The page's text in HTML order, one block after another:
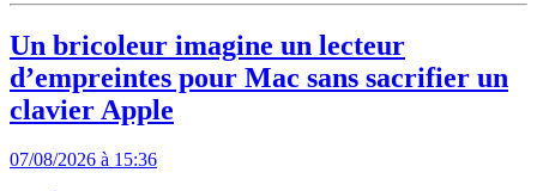
Un bricoleur imagine un lecteur
d’empreintes pour Mac sans sacrifier un
clavier Apple
07/08/2026 à 15:36